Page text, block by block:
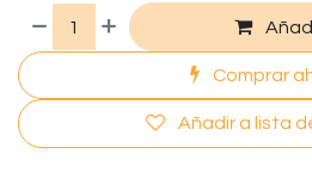
Comprar
Añadir a lista